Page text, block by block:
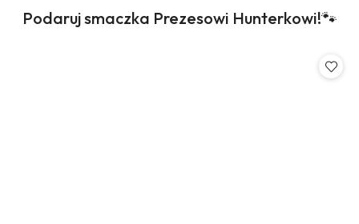
Pomiń karuzelę produktów
Produkty
Podaruj smaczka Prezesowi Hunterkowi!🐾